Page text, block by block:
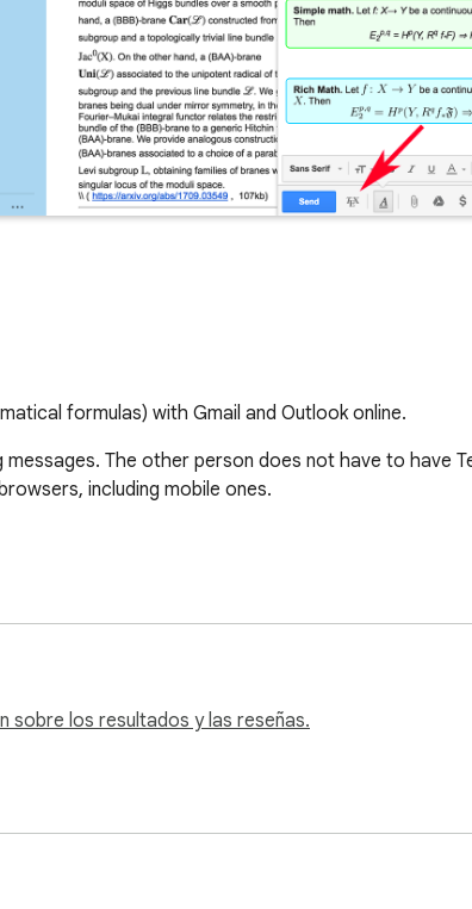
formulas) with Gmail and Outlook online.
The other person does not have to have
including mobile ones.
sobre los resultados y las reseñas.